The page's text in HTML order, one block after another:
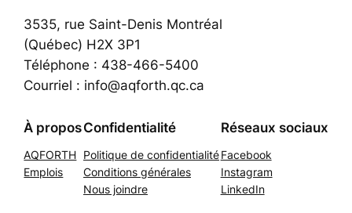
3535, rue Saint-Denis Montréal
(Québec) H2X 3P1
Téléphone : 438-466-5400
Courriel : info@aqforth.qc.ca
À propos
AQFORTH
Emplois
Confidentialité
Politique de confidentialité
Conditions générales
Nous joindre
Réseaux sociaux
Facebook
Instagram
LinkedIn